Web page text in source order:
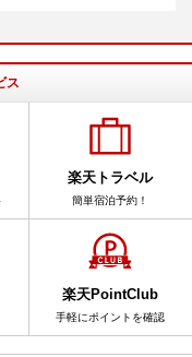
ス
楽天トラベル
簡単宿泊予約！
楽天PointClub
手軽にポイントを確認